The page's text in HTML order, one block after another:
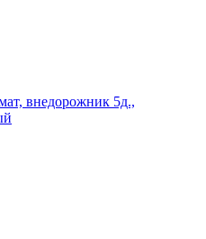
внедорожник 5д.,